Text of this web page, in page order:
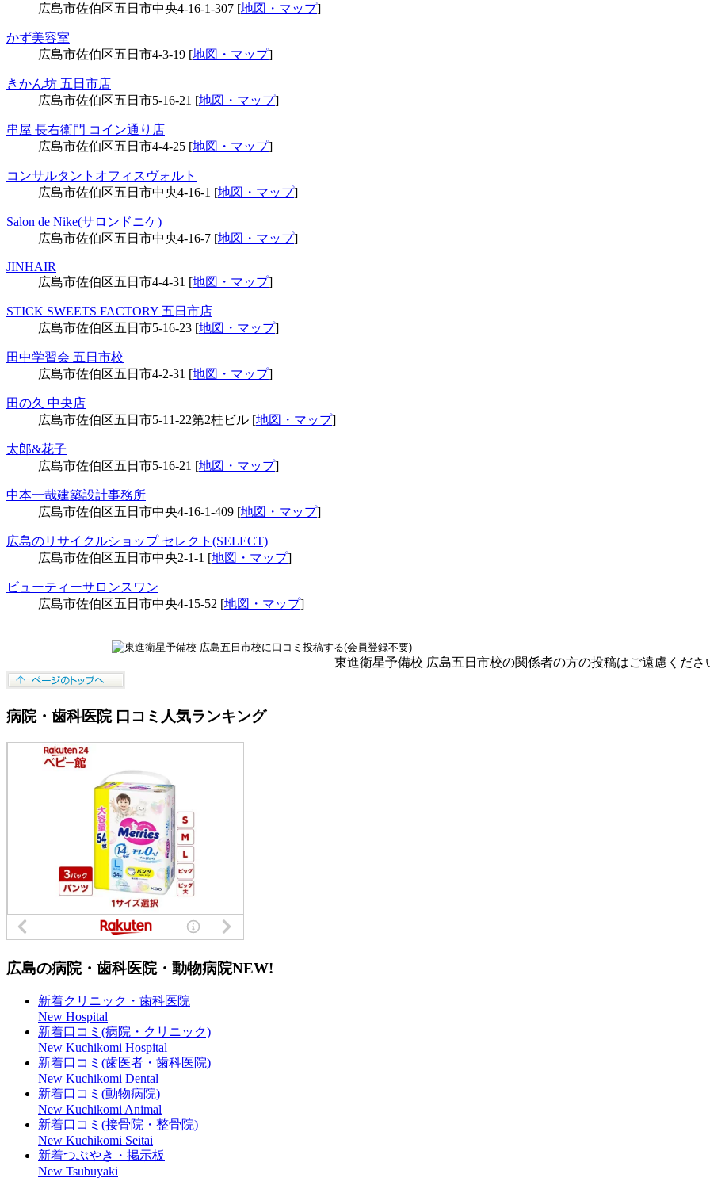
広島市佐伯区五日市中央4-16-1-307 [地図・マップ]
かず美容室
広島市佐伯区五日市4-3-19 [地図・マップ]
きかん坊 五日市店
広島市佐伯区五日市5-16-21 [地図・マップ]
串屋 長右衛門 コイン通り店
広島市佐伯区五日市4-4-25 [地図・マップ]
コンサルタントオフィスヴォルト
広島市佐伯区五日市中央4-16-1 [地図・マップ]
Salon de Nike(サロンドニケ)
広島市佐伯区五日市中央4-16-7 [地図・マップ]
JINHAIR
広島市佐伯区五日市4-4-31 [地図・マップ]
STICK SWEETS FACTORY 五日市店
広島市佐伯区五日市5-16-23 [地図・マップ]
田中学習会 五日市校
広島市佐伯区五日市4-2-31 [地図・マップ]
田の久 中央店
広島市佐伯区五日市5-11-22第2桂ビル [地図・マップ]
太郎&花子
広島市佐伯区五日市5-16-21 [地図・マップ]
中本一哉建築設計事務所
広島市佐伯区五日市中央4-16-1-409 [地図・マップ]
広島のリサイクルショップ セレクト(SELECT)
広島市佐伯区五日市中央2-1-1 [地図・マップ]
ビューティーサロンスワン
広島市佐伯区五日市中央4-15-52 [地図・マップ]
東進衛星予備校 広島五日市校の関係者の方の投稿はご遠慮くださ
病院・歯科医院 口コミ人気ランキング
広島の病院・歯科医院・動物病院NEW!
新着クリニック・歯科医院
New Hospital
新着口コミ(病院・クリニック)
New Kuchikomi Hospital
新着口コミ(歯医者・歯科医院)
New Kuchikomi Dental
新着口コミ(動物病院)
New Kuchikomi Animal
新着口コミ(接骨院・整骨院)
New Kuchikomi Seitai
新着つぶやき・掲示板
New Tsubuyaki